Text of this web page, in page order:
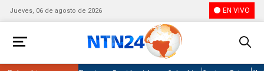
Jueves, 06 de agosto de 2026 EN VIVO